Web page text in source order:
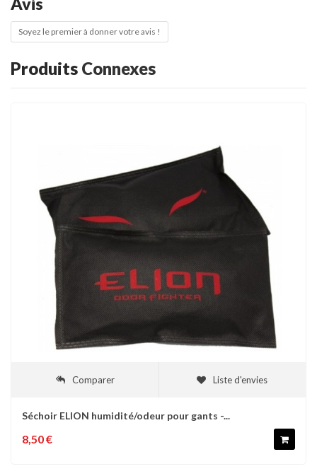
Soyez le premier à donner votre avis !
Produits Connexes
Comparer Liste d'envies
Séchoir ELION humidité/odeur pour gants -...
8,50 €